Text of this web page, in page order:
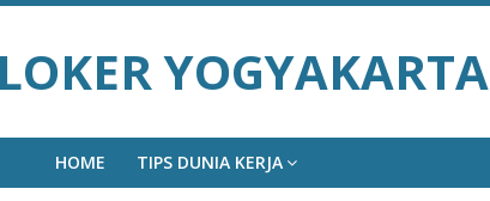
YOGYAKARTA
HOME TIPS DUNIA KERJA